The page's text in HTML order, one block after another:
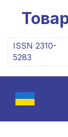
ISSN 2310-
5283